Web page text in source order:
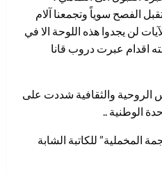
الفصح سوياً وتجمعنا آلام
لن يجدوا هذه اللوحة الا في
اقدام عبرت دروب قانا
الروحية والثقافية شددت على
الوطنية ..
المخملية” للكاتبة الشابة